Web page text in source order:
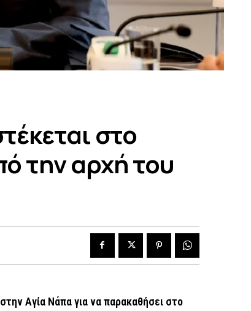
στο
την αρχή του
Αγία Νάπα για να παρακαθήσει στο